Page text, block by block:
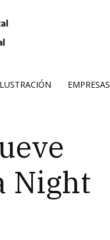
EMPRESAS
Night